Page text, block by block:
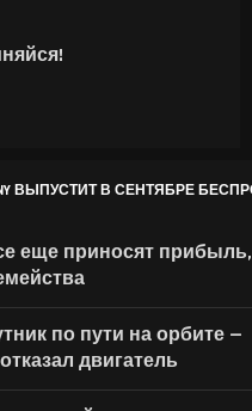
ВЫПУСТИТ В СЕНТЯБРЕ
еще приносят прибыль,
по пути на орбите —
двигатель